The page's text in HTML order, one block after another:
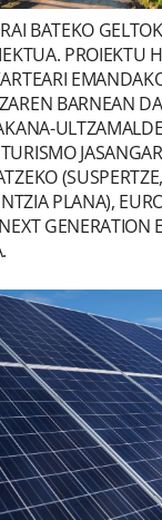
BATEKO
PROIEKTU
BARNEAN
PLANA),
GENERATION